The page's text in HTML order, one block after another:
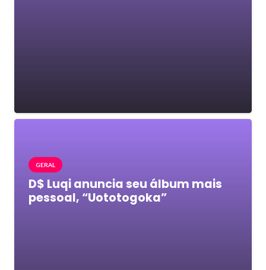
GERAL
D$ Luqi anuncia seu álbum mais
pessoal, “Uototogoka”